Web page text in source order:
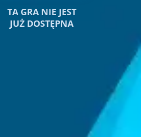
TA GRA NIE JEST
JUŻ DOSTĘPNA